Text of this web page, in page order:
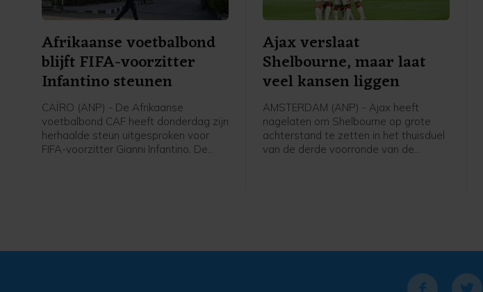
Afrikaanse voetbalbond
blijft FIFA-voorzitter
Infantino steunen
CAÏRO (ANP) - De Afrikaanse
voetbalbond CAF heeft donderdag zijn
herhaalde steun uitgesproken voor
FIFA-voorzitter Gianni Infantino. De
Ajax verslaat
Shelbourne, maar laat
veel kansen liggen
AMSTERDAM (ANP) - Ajax heeft
nagelaten om Shelbourne op grote
achterstand te zetten in het thuisduel
van de derde voorronde van de